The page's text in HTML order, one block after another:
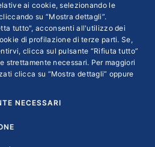
Bilancio con l’obiettivo di
investimento delle
previdenziali italiani nel
in particolare…
1
ai cookie, selezionando le
su “Mostra dettagli”.
tutto", acconsenti all'utilizzo dei
di profilazione di terze parti. Se,
clicca sul pulsante “Rifiuta tutto”
strettamente necessari. Per maggiori
clicca su “Mostra dettagli” oppure
NECESSARI